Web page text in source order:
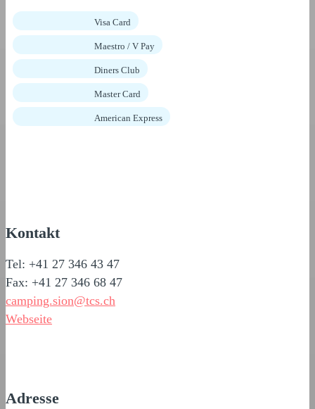
Visa Card
Maestro / V Pay
Diners Club
Master Card
American Express
Kontakt
Tel: +41 27 346 43 47
Fax: +41 27 346 68 47
camping.sion@tcs.ch
Webseite
Adresse